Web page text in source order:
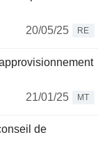
20/05/25
RE
21/01/25
MT
de